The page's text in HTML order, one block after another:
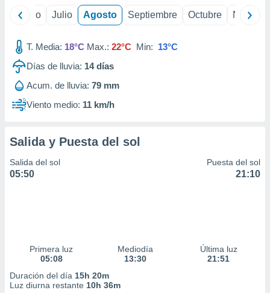
Junio Julio Agosto Septiembre Octubre
T. Media: 18°C Max.: 22°C Min: 13°C
Días de lluvia: 14días
Acum. de lluvia: 79 mm
Viento medio: 11 km/h
Salida y Puesta del sol
Salida del sol
05:50
Puesta del sol
21:10
Primera luz
05:08
Mediodía
13:30
Última luz
21:51
Duración del día 15h 20m
Luz diurna restante 10h 36m